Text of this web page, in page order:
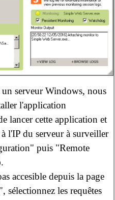
serveur Windows, nous
l'application
lancer cette application et
l'IP du serveur à surveiller
puis "Remote
accesible depuis la page
les requêtes